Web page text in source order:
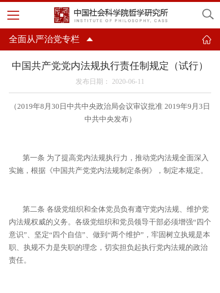
全面从严治党专栏
中国共产党党内法规执行责任制规定（试行）
发布日期： 2020-06-11
（2019年8 月30日中共中央政治局会议审议批准 2019年9 月3日
中共中央发布）
第一条 为了提高党内法规执行力，推动党内法规全面深入
实施，根据《中国共产党党内法规制定条例》，制定本规定。
第二条 各级党组织和全体党员负有遵守党内法规、维护党
内法规权威的义务。各级党组织和党员领导干部必须增强“四个
意识”、坚定“四个自信”、做到“两个维护”，牢固树立执规是本
职、执规不力是失职的理念，切实担负起执行党内法规的政治
责任。